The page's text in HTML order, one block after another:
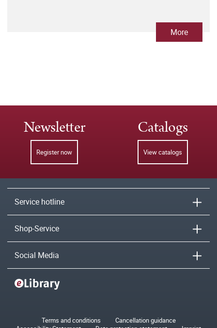
More
Newsletter
Register now
Catalogs
View catalogs
Service hotline
Shop-Service
Social Media
Terms and conditions
Cancellation guidance